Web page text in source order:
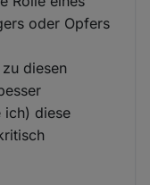
oder Opfers
diesen
ich) diese